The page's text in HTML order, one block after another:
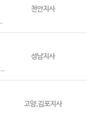
천안지사
성남지사
고양,김포지사